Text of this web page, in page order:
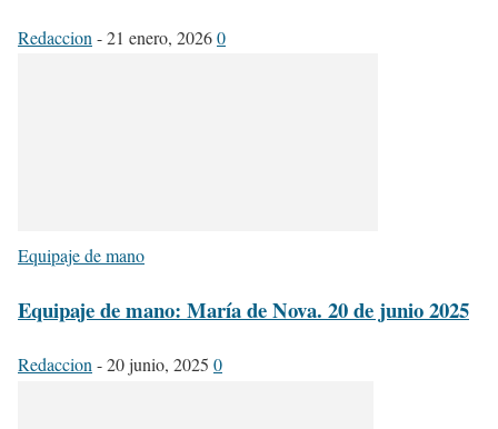
Redaccion-21 enero, 20260
Equipaje de mano
Equipaje de mano: María de Nova. 20 de junio 2025
Redaccion -20 junio, 2025 0